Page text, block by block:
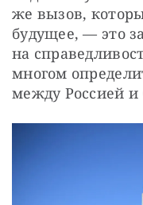
же вызов,
будущее, — это
на
многом
между Россией и